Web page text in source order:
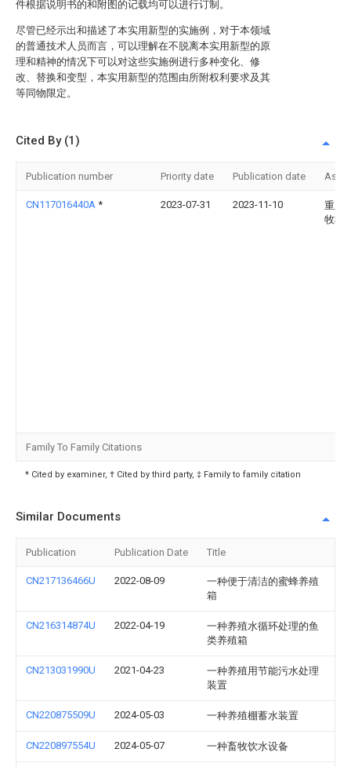
件根据说明书的和附图的记载均可以进行订制。
尽管已经示出和描述了本实用新型的实施例，对于本领域
的普通技术人员而言，可以理解在不脱离本实用新型的原
理和精神的情况下可以对这些实施例进行多种变化、修
改、替换和变型，本实用新型的范围由所附权利要求及其
等同物限定。
Cited By (1)
Publication number Priority date Publication date
CN117016440A * 2023-07-31 2023-11-10
重庆
牧科
Family To Family Citations
* Cited by examiner, † Cited by third party, ‡ Family to family citation
Similar Documents
Publication Publication Date Title
CN217136466U 2022-08-09
一种便于清洁的蜜蜂养殖
箱
CN216314874U 2022-04-19
一种养殖水循环处理的鱼
类养殖箱
CN213031990U 2021-04-23
一种养殖用节能污水处理
装置
CN220875509U 2024-05-03 一种养殖棚蓄水装置
CN220897554U 2024-05-07 一种畜牧饮水设备